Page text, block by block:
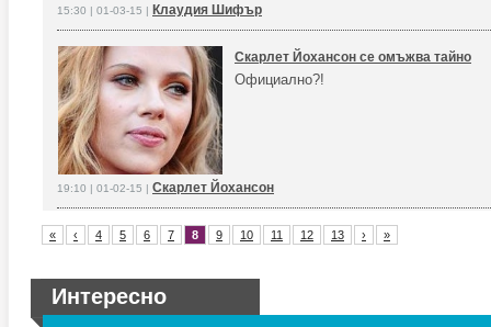
15:30 | 01-03-15 | Клаудия Шифър
Скарлет Йохансон се омъжва тайно
Официално?!
19:10 | 01-02-15 | Скарлет Йохансон
« ‹ 4 5 6 7 8 9 10 11 12 13 › »
Интересно